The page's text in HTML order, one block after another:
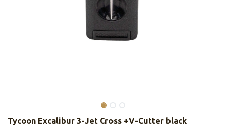
Tycoon Excalibur 3-Jet Cross +V-Cutter black